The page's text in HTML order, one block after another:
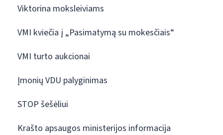
Viktorina moksleiviams
VMI kviečia į „Pasimatymą su mokesčiais“
VMI turto aukcionai
Įmonių VDU palyginimas
STOP šešėliui
Krašto apsaugos ministerijos informacija